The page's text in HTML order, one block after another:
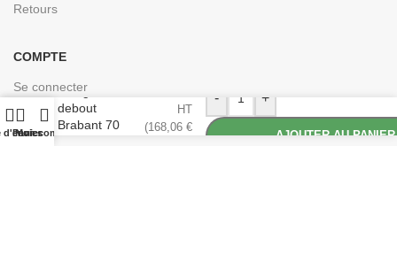
Retours
COMPTE
Se connecter
Créer un compte
d'envies
Panier
Mon compte
Mange-
debout
Brabant 70
HT
(168,06 €
- +
AJOUTER AU PANIER